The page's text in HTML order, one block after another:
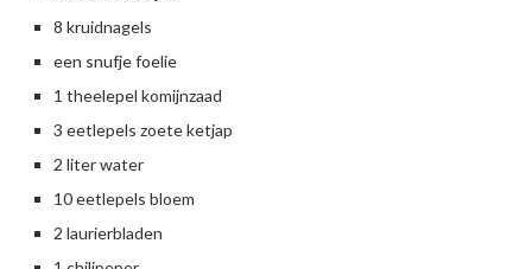
8 kruidnagels
een snufje foelie
1 theelepel komijnzaad
3 eetlepels zoete ketjap
2 liter water
10 eetlepels bloem
2 laurierbladen